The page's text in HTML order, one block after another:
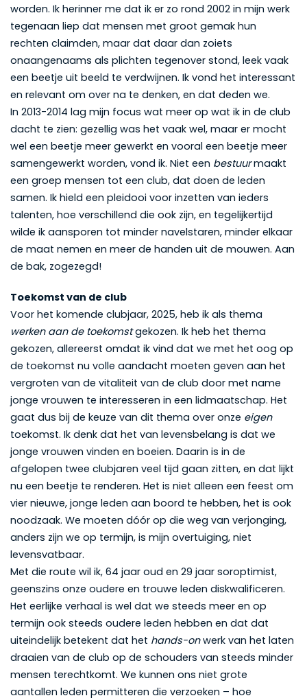
worden. Ik herinner me dat ik er zo rond 2002 in mijn werk
tegenaan liep dat mensen met groot gemak hun
rechten claimden, maar dat daar dan zoiets
onaangenaams als plichten tegenover stond, leek vaak
een beetje uit beeld te verdwijnen. Ik vond het interessant
en relevant om over na te denken, en dat deden we.
In 2013-2014 lag mijn focus wat meer op wat ik in de club
dacht te zien: gezellig was het vaak wel, maar er mocht
wel een beetje meer gewerkt en vooral een beetje meer
samengewerkt worden, vond ik. Niet een bestuurmaakt
een groep mensen tot een club, dat doen de leden
samen. Ik hield een pleidooi voor inzetten van ieders
talenten, hoe verschillend die ook zijn, en tegelijkertijd
wilde ik aansporen tot minder navelstaren, minder elkaar
de maat nemen en meer de handen uit de mouwen. Aan
de bak, zogezegd!
Toekomst van de club
Voor het komende clubjaar, 2025, heb ik als thema
werken aan de toekomstgekozen. Ik heb het thema
gekozen, allereerst omdat ik vind dat we met het oog op
de toekomst nu volle aandacht moeten geven aan het
vergroten van de vitaliteit van de club door met name
jonge vrouwen te interesseren in een lidmaatschap. Het
gaat dus bij de keuze van dit thema over onze eigen
toekomst. Ik denk dat het van levensbelang is dat we
jonge vrouwen vinden en boeien. Daarin is in de
afgelopen twee clubjaren veel tijd gaan zitten, en dat lijkt
nu een beetje te renderen. Het is niet alleen een feest om
vier nieuwe, jonge leden aan boord te hebben, het is ook
noodzaak. We moeten dóór op die weg van verjonging,
anders zijn we op termijn, is mijn overtuiging, niet
levensvatbaar.
Met die route wil ik, 64 jaar oud en 29 jaar soroptimist,
geenszins onze oudere en trouwe leden diskwalificeren.
Het eerlijke verhaal is wel dat we steeds meer en op
termijn ook steeds oudere leden hebben en dat dat
uiteindelijk betekent dat het hands-onwerk van het laten
draaien van de club op de schouders van steeds minder
mensen terechtkomt. We kunnen ons niet grote
aantallen leden permitteren die verzoeken – hoe